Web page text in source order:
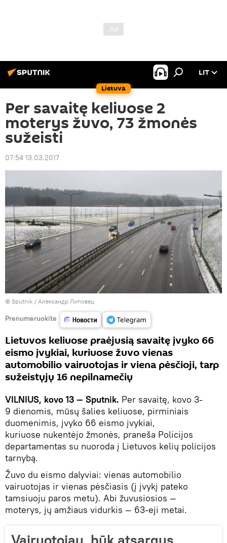
Lietuva
LIT
Per savaitę keliuose 2
moterys žuvo, 73 žmonės
sužeisti
07:54 13.03.2017
© Sputnik / Александр Липовец
Prenumeruokite
Lietuvos keliuose praėjusią savaitę įvyko 66
eismo įvykiai, kuriuose žuvo vienas
automobilio vairuotojas ir viena pėsčioji, tarp
sužeistųjų 16 nepilnamečių
VILNIUS, kovo 13 — Sputnik. Per savaitę, kovo 3-
9 dienomis, mūsų šalies keliuose, pirminiais
duomenimis, įvyko 66 eismo įvykiai,
kuriuose nukentėjo žmonės, praneša Policijos
departamentas su nuoroda į Lietuvos kelių policijos
tarnybą.
Žuvo du eismo dalyviai: vienas automobilio
vairuotojas ir vienas pėsčiasis (į įvykį pateko
tamsiuoju paros metu). Abi žuvusiosios —
moterys, jų amžiaus vidurkis — 63-eji metai.